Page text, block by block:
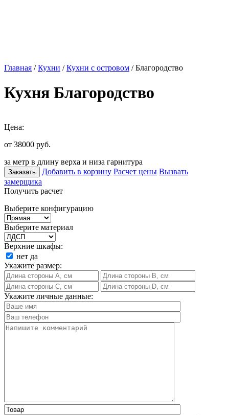
Главная /Кухни /Кухни с островом / Благородство
Кухня Благородство
Цена:
от 38000 руб.
за метр в длину верха и низа гарнитура
Заказать Добавить в корзину Расчет цены Вызвать
замерщика
Получить расчет
Выберите конфигурацию
Выберите материал
Верхние шкафы:
нет да
Укажите размер:
Укажите личные данные: